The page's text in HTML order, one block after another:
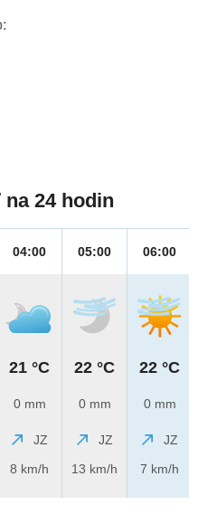
24 hodin
04:00
21 °C
0 mm
JZ
8 km/h
05:00
22 °C
0 mm
JZ
13 km/h
06:00
22 °C
0 mm
JZ
7 km/h